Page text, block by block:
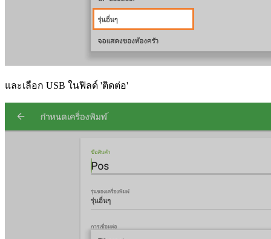
และเลือก USB ในฟิลด์ 'ติดต่อ'